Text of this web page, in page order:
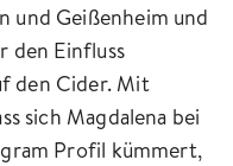
und Geißenheim und
den Einfluss
den Cider. Mit
sich Magdalena bei
Profil kümmert,